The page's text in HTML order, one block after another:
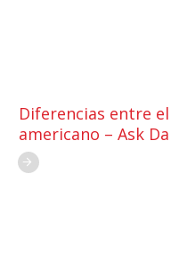
Diferencias entre
americano – Ask